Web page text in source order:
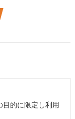
的に限定し利用